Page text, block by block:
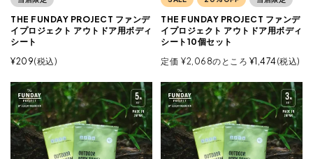
THE FUNDAY PROJECT ファンデ
イプロジェクト アウトドア用ボディ
シート
¥209 税込
THE FUNDAY PROJECT ファンデ
イプロジェクト アウトドア用ボディ
シート10個セット
定価 ¥2,068のところ ¥1,474 税込